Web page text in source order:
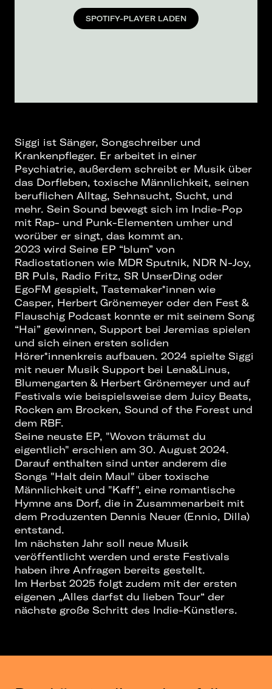
SPOTIFY-PLAYER LADEN
Siggi ist Sänger, Songschreiber und
Krankenpfleger. Er arbeitet in einer
Psychiatrie, außerdem schreibt er Musik über
das Dorfleben, toxische Männlichkeit, seinen
beruflichen Alltag, Sehnsucht, Sucht, und
mehr. Sein Sound bewegt sich im Indie-Pop
mit Rap- und Punk-Elementen umher und
worüber er singt, das kommt an.
2023 wird Seine EP “blum” von
Radiostationen wie MDR Sputnik, NDR N-Joy,
BR Puls, Radio Fritz, SR UnserDing oder
EgoFM gespielt, Tastemaker*innen wie
Casper, Herbert Grönemeyer oder den Fest &
Flauschig Podcast konnte er mit seinem Song
“Hai” gewinnen, Support bei Jeremias spielen
und sich einen ersten soliden
Hörer*innenkreis aufbauen. 2024 spielte Siggi
mit neuer Musik Support bei Lena&Linus,
Blumengarten & Herbert Grönemeyer und auf
Festivals wie beispielsweise dem Juicy Beats,
Rocken am Brocken, Sound of the Forest und
dem RBF.
Seine neuste EP, "Wovon träumst du
eigentlich" erschien am 30. August 2024.
Darauf enthalten sind unter anderem die
Songs "Halt dein Maul" über toxische
Männlichkeit und "Kaff", eine romantische
Hymne ans Dorf, die in Zusammenarbeit mit
dem Produzenten Dennis Neuer (Ennio, Dilla)
entstand.
Im nächsten Jahr soll neue Musik
veröffentlicht werden und erste Festivals
haben ihre Anfragen bereits gestellt.
Im Herbst 2025 folgt zudem mit der ersten
eigenen „Alles darfst du lieben Tour“ der
nächste große Schritt des Indie-Künstlers.